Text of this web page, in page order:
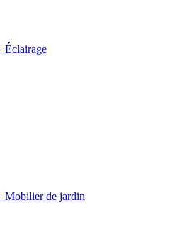
Éclairage
Mobilier de jardin